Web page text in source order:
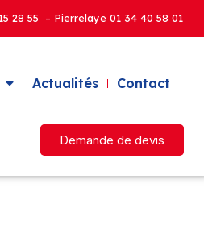
28 55 – Pierrelaye 01 34 40 58 01
Actualités Contact
Demande de devis